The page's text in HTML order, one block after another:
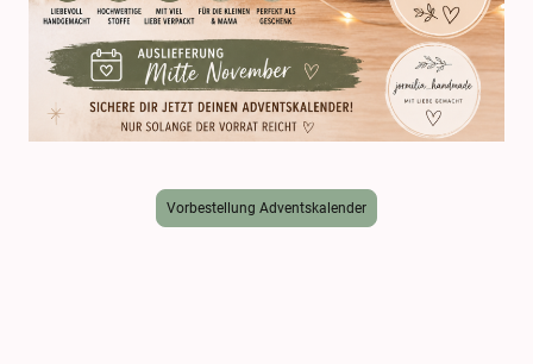
Vorbestellung Adventskalender